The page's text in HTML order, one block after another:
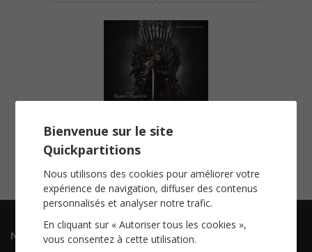
Game Of Thrones
Piano et Violoncelle
Voir
Navigation Informations
Bienvenue sur le site
Quickpartitions
Nous utilisons des cookies pour améliorer votre
expérience de navigation, diffuser des contenus
personnalisés et analyser notre trafic.
En cliquant sur « Autoriser tous les cookies »,
vous consentez à cette utilisation.